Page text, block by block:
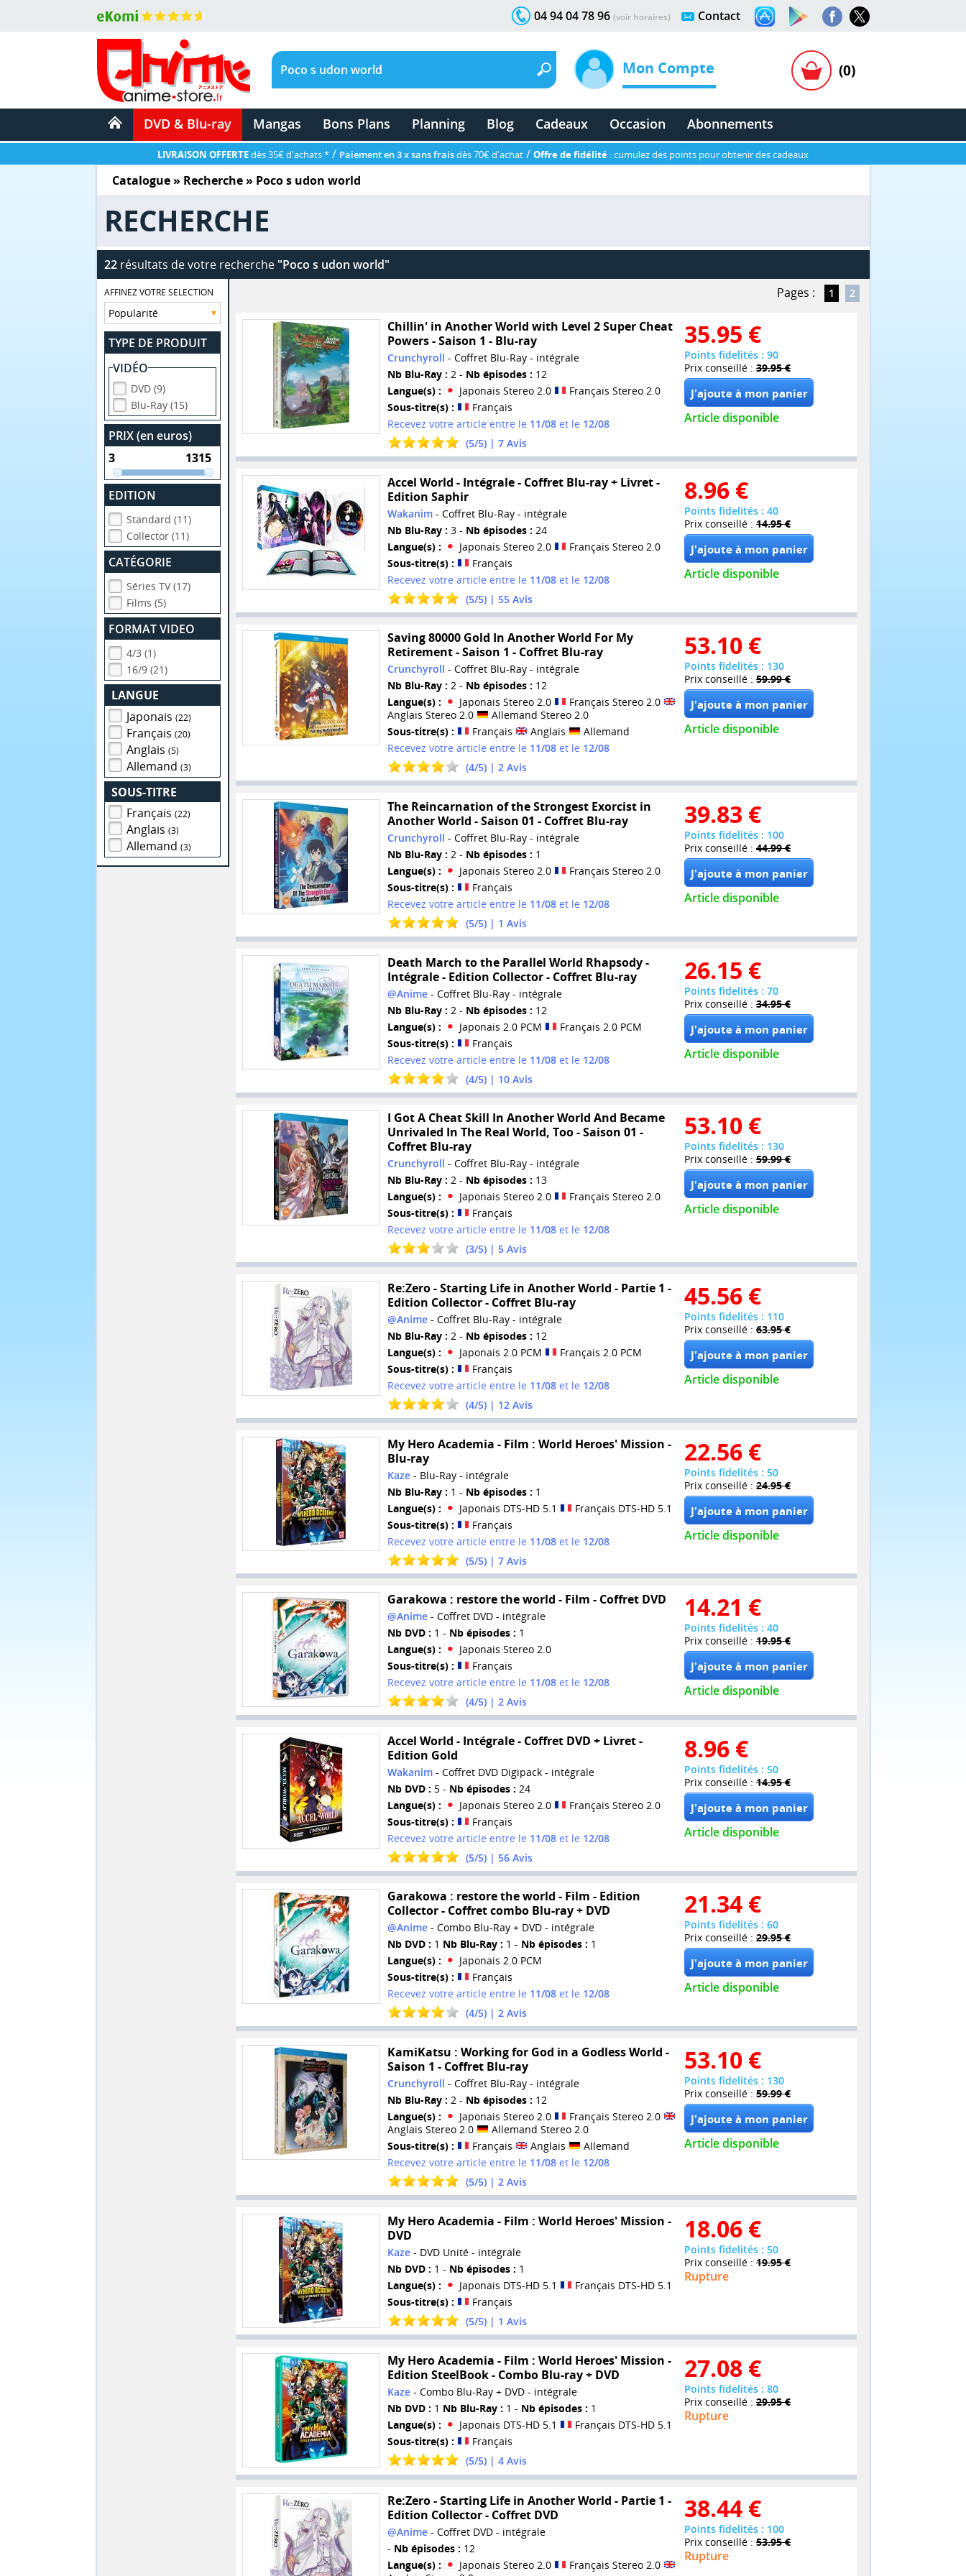
Contact
04 94 04 78 96 (voir horaires)
Mon Compte (0)
DVD & Blu-ray Mangas Bons Plans Planning Blog Cadeaux Occasion Abonnements
LIVRAISON OFFERTEdès 35€ d'achats * / Paiement en 3 x sans fraisdès 70€ d'achat / Offre de fidélité : cumulez des points pour obtenir des cadeaux
Catalogue» Recherche » Poco s udon world
RECHERCHE
22résultats de votre recherche "Poco s udon world"
AFFINEZ VOTRE SELECTION
TYPE DE PRODUIT
VIDÉO
DVD (9)
Blu-Ray (15)
PRIX (en euros)
EDITION
Standard (11)
Collector (11)
CATÉGORIE
Séries TV (17)
Films (5)
FORMAT VIDEO
4/3 (1)
16/9 (21)
LANGUE
Japonais(22)
Français(20)
Anglais(5)
Allemand(3)
SOUS-TITRE
Français(22)
Anglais(3)
Allemand(3)
Pages : 1 2
Chillin' in Another World with Level 2 Super Cheat
Powers - Saison 1 - Blu-ray
Crunchyroll - Coffret Blu-Ray - intégrale
Nb Blu-Ray : 2 - Nb épisodes : 12
Langue(s) :
Japonais Stereo 2.0
Français Stereo 2.0
Sous-titre(s) :
Français
Recevez votre article entre le 11/08et le 12/08
(5/5) | 7Avis
35.95 €
Points fidelités : 90
Prix conseillé : 39.95 €
Article disponible
Accel World - Intégrale - Coffret Blu-ray + Livret -
Edition Saphir
Wakanim- Coffret Blu-Ray - intégrale
Nb Blu-Ray : 3 - Nb épisodes : 24
Langue(s) :
Japonais Stereo 2.0
Français Stereo 2.0
Sous-titre(s) :
Français
Recevez votre article entre le 11/08et le 12/08
(5/5) | 55Avis
8.96 €
Points fidelités : 40
Prix conseillé : 14.95 €
Article disponible
Saving 80000 Gold In Another World For My
Retirement - Saison 1 - Coffret Blu-ray
Crunchyroll - Coffret Blu-Ray - intégrale
Nb Blu-Ray : 2 - Nb épisodes : 12
Langue(s) :
Japonais Stereo 2.0
Français Stereo 2.0
Anglais Stereo 2.0
Allemand Stereo 2.0
Sous-titre(s) :
Français Anglais
Allemand
Recevez votre article entre le 11/08et le 12/08
(4/5) | 2Avis
53.10 €
Points fidelités : 130
Prix conseillé : 59.99 €
Article disponible
The Reincarnation of the Strongest Exorcist in
Another World - Saison 01 - Coffret Blu-ray
Crunchyroll - Coffret Blu-Ray - intégrale
Nb Blu-Ray : 2 - Nb épisodes : 1
Langue(s) :
Japonais Stereo 2.0
Français Stereo 2.0
Sous-titre(s) :
Français
Recevez votre article entre le 11/08et le 12/08
(5/5) | 1 Avis
39.83 €
Points fidelités : 100
Prix conseillé : 44.99 €
Article disponible
Death March to the Parallel World Rhapsody -
Intégrale - Edition Collector - Coffret Blu-ray
@Anime- Coffret Blu-Ray - intégrale
Nb Blu-Ray : 2 - Nb épisodes : 12
Langue(s) :
Japonais 2.0 PCM
Français 2.0 PCM
Sous-titre(s) :
Français
Recevez votre article entre le 11/08et le 12/08
(4/5) | 10Avis
26.15 €
Points fidelités : 70
Prix conseillé : 34.95 €
Article disponible
I Got A Cheat Skill In Another World And Became
Unrivaled In The Real World, Too - Saison 01 -
Coffret Blu-ray
Crunchyroll - Coffret Blu-Ray - intégrale
Nb Blu-Ray : 2 - Nb épisodes : 13
Langue(s) :
Japonais Stereo 2.0
Français Stereo 2.0
Sous-titre(s) :
Français
Recevez votre article entre le 11/08et le 12/08
(3/5) | 5Avis
53.10 €
Points fidelités : 130
Prix conseillé : 59.99 €
Article disponible
Re:Zero - Starting Life in Another World - Partie 1 -
Edition Collector - Coffret Blu-ray
@Anime- Coffret Blu-Ray - intégrale
Nb Blu-Ray : 2 - Nb épisodes : 12
Langue(s) :
Japonais 2.0 PCM
Français 2.0 PCM
Sous-titre(s) :
Français
Recevez votre article entre le 11/08et le 12/08
(4/5) | 12Avis
45.56 €
Points fidelités : 110
Prix conseillé : 63.95 €
Article disponible
My Hero Academia - Film : World Heroes' Mission -
Blu-ray
Kaze- Blu-Ray - intégrale
Nb Blu-Ray : 1 - Nb épisodes : 1
Langue(s) :
Japonais DTS-HD 5.1
Français DTS-HD 5.1
Sous-titre(s) :
Français
Recevez votre article entre le 11/08et le 12/08
(5/5) | 7Avis
22.56 €
Points fidelités : 50
Prix conseillé : 24.95 €
Article disponible
Garakowa : restore the world - Film - Coffret DVD
@Anime- Coffret DVD - intégrale
Nb DVD : 1 - Nb épisodes : 1
Langue(s) :
Japonais Stereo 2.0
Sous-titre(s) :
Français
Recevez votre article entre le 11/08et le 12/08
(4/5) | 2Avis
14.21 €
Points fidelités : 40
Prix conseillé : 19.95 €
Article disponible
Accel World - Intégrale - Coffret DVD + Livret -
Edition Gold
Wakanim- Coffret DVD Digipack - intégrale
Nb DVD : 5 - Nb épisodes : 24
Langue(s) :
Japonais Stereo 2.0
Français Stereo 2.0
Sous-titre(s) :
Français
Recevez votre article entre le 11/08et le 12/08
(5/5) | 56Avis
8.96 €
Points fidelités : 50
Prix conseillé : 14.95 €
Article disponible
Garakowa : restore the world - Film - Edition
Collector - Coffret combo Blu-ray + DVD
@Anime- Combo Blu-Ray + DVD - intégrale
Nb DVD : 1 Nb Blu-Ray : 1 - Nb épisodes : 1
Langue(s) :
Japonais 2.0 PCM
Sous-titre(s) :
Français
Recevez votre article entre le 11/08et le 12/08
(4/5) | 2Avis
21.34 €
Points fidelités : 60
Prix conseillé : 29.95 €
Article disponible
KamiKatsu : Working for God in a Godless World -
Saison 1 - Coffret Blu-ray
Crunchyroll - Coffret Blu-Ray - intégrale
Nb Blu-Ray : 2 - Nb épisodes : 12
Langue(s) :
Japonais Stereo 2.0
Français Stereo 2.0
Anglais Stereo 2.0
Allemand Stereo 2.0
Sous-titre(s) :
Français Anglais
Allemand
Recevez votre article entre le 11/08et le 12/08
(5/5) | 2Avis
53.10 €
Points fidelités : 130
Prix conseillé : 59.99 €
Article disponible
My Hero Academia - Film : World Heroes' Mission -
DVD
Kaze- DVD Unité - intégrale
Nb DVD : 1 - Nb épisodes : 1
Langue(s) :
Japonais DTS-HD 5.1
Français DTS-HD 5.1
Sous-titre(s) :
Français
(5/5) | 1 Avis
18.06 €
Points fidelités : 50
Prix conseillé : 19.95 €
Rupture
My Hero Academia - Film : World Heroes' Mission -
Edition SteelBook - Combo Blu-ray + DVD
Kaze- Combo Blu-Ray + DVD - intégrale
Nb DVD : 1 Nb Blu-Ray : 1 - Nb épisodes : 1
Langue(s) :
Japonais DTS-HD 5.1
Français DTS-HD 5.1
Sous-titre(s) :
Français
(5/5) | 4Avis
27.08 €
Points fidelités : 80
Prix conseillé : 29.95 €
Rupture
Re:Zero - Starting Life in Another World - Partie 1 -
Edition Collector - Coffret DVD
@Anime- Coffret DVD - intégrale
- Nb épisodes : 12
Langue(s) :
Japonais Stereo 2.0
Français Stereo 2.0
38.44 €
Points fidelités : 100
Prix conseillé : 53.95 €
Rupture